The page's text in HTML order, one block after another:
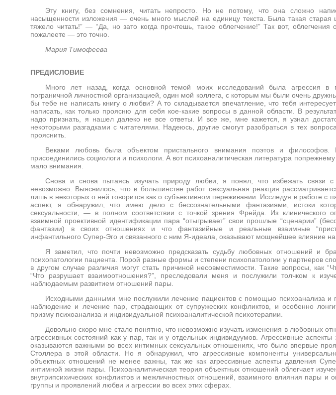
Эту книгу, без сомнения, читать непросто. Но не потому, что она сложно
насыщенности изложения — очень много мыслей на единицу текста. Была такая старая
тяжело читать!” — “Да, но зато когда прочтешь, такое облегчение!” Так вот,
пожалеете — это точно.
Мария Тимофеева
ПРЕДИСЛОВИЕ
Много лет назад, когда основной темой моих исследований была агрессия в
пограничной личностной организацией, один мой коллега, с которым мы были очень
бы тебе не написать книгу о любви? А то складывается впечатление, что тебя
написать, как только проясню для себя кое-какие вопросы в данной области. В
надо признать, я нашел далеко не все ответы. И все же, мне кажется, я узнал
некоторыми разгадками с читателями. Надеюсь, другие смогут разобраться в тех
прояснить.
Веками любовь была объектом пристального внимания поэтов и
присоединились социологи и психологи. А вот психоаналитическая литература
мало внимания.
Снова и снова пытаясь изучать природу любви, я понял, что избежать связи с
невозможно. Выяснилось, что в большинстве работ сексуальная реакция
лишь в некоторых о ней говорится как о субъективном переживании. Исследуя в работе с
аспект, я обнаружил, что имею дело с бессознательными фантазиями, истоки
сексуальности, — в полном соответствии с точкой зрения Фрейда. Из клинического
взаимной проективной идентификации пара “отыгрывает” свои прошлые “сценарии”
фантазии) в своих отношениях и что фантазийные и реальные взаимные
инфантильного Супер-Эго и связанного с ним Я-идеала, оказывают мощнейшее влияние на
Я заметил, что почти невозможно предсказать судьбу любовных отношений и
психопатологии пациента. Порой разные формы и степени психопатологии у партнеров
в другом случае различия могут стать причиной несовместимости. Такие вопросы, как
“Что разрушает взаимоотношения?”, преследовали меня и послужили толчком к
наблюдаемым развитием отношений пары.
Исходными данными мне послужили лечение пациентов с помощью психоанализа и
наблюдение и лечение пар, страдающих от супружеских конфликтов, и особенно
призму психоанализа и индивидуальной психоаналитической психотерапии.
Довольно скоро мне стало понятно, что невозможно изучать изменения в любовных
агрессивных состояний как у пар, так и у отдельных индивидуумов. Агрессивные
оказываются важными во всех интимных сексуальных отношениях, что было впервые
Столлера в этой области. Но я обнаружил, что агрессивные компоненты
объектных отношений не менее важны, так же как агрессивные аспекты давления
интимной жизни пары. Психоаналитическая теория объектных отношений облегчает
внутрипсихических конфликтов и межличностных отношений, взаимного влияния пары и
группы и проявлений любви и агрессии во всех этих сферах.